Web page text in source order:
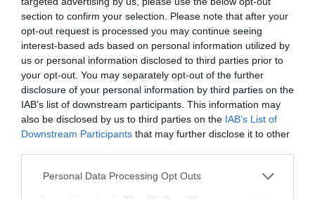
section to confirm your selection. Please note that after your
opt-out request is processed you may continue seeing
interest-based ads based on personal information utilized by
us or personal information disclosed to third parties prior to
your opt-out. You may separately opt-out of the further
disclosure of your personal information by third parties on the
IAB’s list of downstream participants. This information may
also be disclosed by us to third parties on the IAB’s List of
Downstream Participants that may further disclose it to other
Please note that this website/app uses one or more Google
Personal Data Processing Opt Outs
του 2026.
Προσθήκη ως προτεινόμενη
πηγή στην Google
Ειδήσεις σήμερα
Μαύρη Θάλασσα: Η εμπορική ναυτιλία
στην πρώτη γραμμή ενός ακήρυχτου
πολέμου